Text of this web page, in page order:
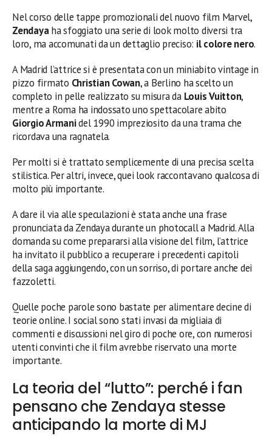
Nel corso delle tappe promozionali del nuovo film Marvel,
Zendayaha sfoggiato una serie di look molto diversi tra
loro, ma accomunati da un dettaglio preciso: il colore nero.
A Madrid l’attrice si è presentata con un miniabito vintage in
pizzo firmato Christian Cowan, a Berlino ha scelto un
completo in pelle realizzato su misura da Louis Vuitton,
mentre a Roma ha indossato uno spettacolare abito
Giorgio Armanidel 1990 impreziosito da una trama che
ricordava una ragnatela.
Per molti si è trattato semplicemente di una precisa scelta
stilistica. Per altri, invece, quei look raccontavano qualcosa di
molto più importante.
A dare il via alle speculazioni è stata anche una frase
pronunciata da Zendaya durante un photocall a Madrid. Alla
domanda su come prepararsi alla visione del film, l’attrice
ha invitato il pubblico a recuperare i precedenti capitoli
della saga aggiungendo, con un sorriso, di portare anche dei
fazzoletti.
Quelle poche parole sono bastate per alimentare decine di
teorie online. I social sono stati invasi da migliaia di
commenti e discussioni nel giro di poche ore, con numerosi
utenti convinti che il film avrebbe riservato una morte
importante.
La teoria del “lutto”: perché i fan
pensano che Zendaya stesse
anticipando la morte di MJ